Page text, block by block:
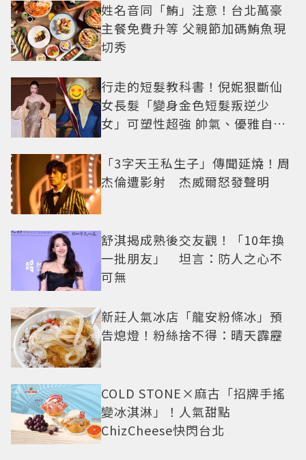
姓名音同「鮪」注意！台北萬豪
主餐免費升等 父親節加碼鮪魚現
切秀
行走的短髮教科書！倪妮狠斷仙
女長髮「變身金色短髮叛逆少
女」可塑性超強 帥氣、優雅自由
「3字天王私生子」傳聞延燒！周
杰倫遭影射 杰威爾怒發聲明
舒淇揭成熟後交友觀！「10年換
一批朋友」 坦言：防人之心不
可無
新莊人氣冰店「龍安粉條冰」預
告熄燈！粉絲捨不得：晴天霹靂
COLD STONE×麻古「招牌手搖
變冰淇淋」！人氣甜點
ChizCheese快閃台北